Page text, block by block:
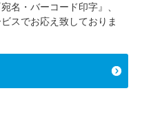
名・バーコード印字』、
スでお応え致しておりま